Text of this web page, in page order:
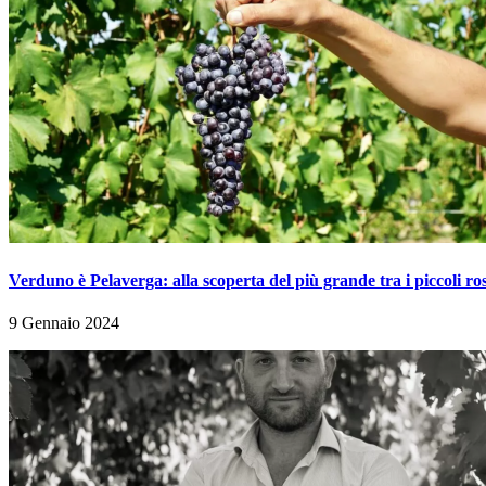
Verduno è Pelaverga: alla scoperta del più grande tra i piccoli
9 Gennaio 2024